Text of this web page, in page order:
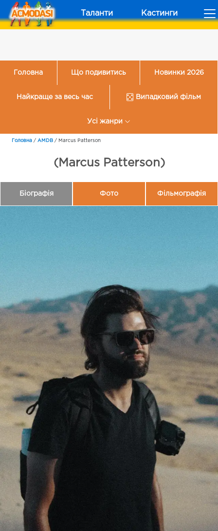
Таланти Кастинги
Головна Що подивитись Новинки 2026
Найкраще за весь час Випадковий фільм
Усі жанри
Головна / AMDB / Marcus Patterson
(Marcus Patterson)
Біографія Фото Фільмографія